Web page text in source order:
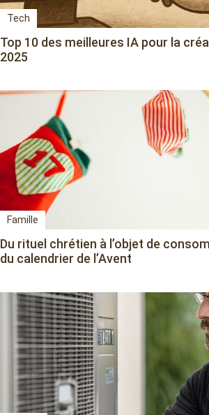
Tech
Top 10 des meilleures IA pour la
2025
Famille
Du rituel chrétien à l’objet de
du calendrier de l’Avent